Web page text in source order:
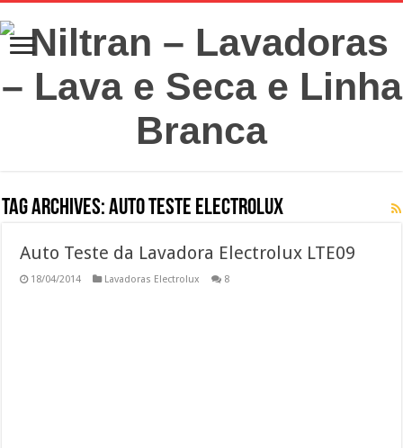
Tag Archives:Auto teste Electrolux
Auto Teste da Lavadora Electrolux LTE09
18/04/2014 Lavadoras Electrolux 8